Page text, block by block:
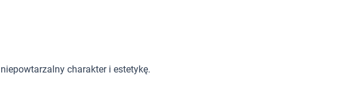
charakter i estetykę.